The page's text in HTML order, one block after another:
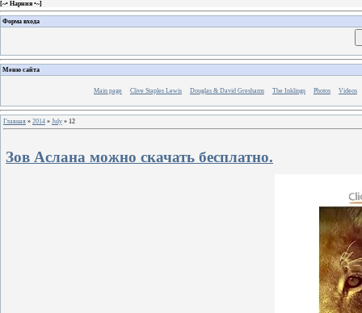
[~• Нарния •~]
Форма входа
Меню сайта
Main page Clive Staples Lewis Douglas & David Greshams The Inklings Photos Videos
Главная » 2014 » July » 12
Зов Аслана можно скачать бесплатно.